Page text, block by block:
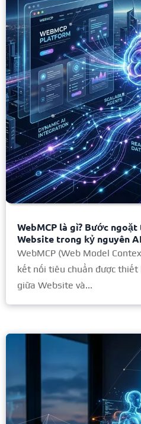
WebMCP là gì? Bước
Website trong kỷ nguyên
WebMCP (Web Model
kết nối tiêu chuẩn được thiết
giữa Website và...